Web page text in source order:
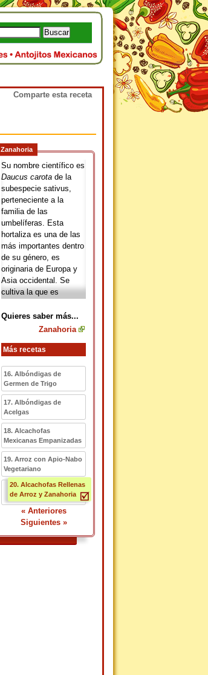
Zanahoria
Su nombre científico es
Daucus carota de la
subespecie sativus,
perteneciente a la
familia de las
umbelíferas. Esta
hortaliza es una de las
más importantes dentro
de su género, es
originaria de Europa y
Asia occidental. Se
cultiva la que es
su textura menos
fibrosa, respecto a
gran cantidad de
Quieres saber más...
Zanahoria
Más recetas
16. Albóndigas de
Germen de Trigo
17. Albóndigas de
Acelgas
18. Alcachofas
Mexicanas Empanizadas
19. Arroz con Apio-Nabo
Vegetariano
20. Alcachofas Rellenas
de Arroz y Zanahoria
« Anteriores
Siguientes »
Comparte esta receta